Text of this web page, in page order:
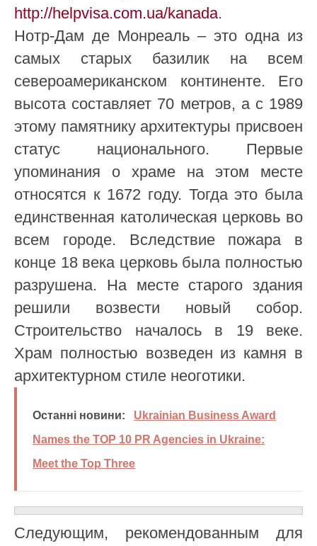
http://helpvisa.com.ua/kanada.
Нотр-Дам де Монреаль – это одна из
самых старых базилик на всем
североамериканском континенте. Его
высота составляет 70 метров, а с 1989
этому памятнику архитектуры присвоен
статус национального. Первые
упоминания о храме на этом месте
относятся к 1672 году. Тогда это была
единственная католическая церковь во
всем городе. Вследствие пожара в
конце 18 века церковь была полностью
разрушена. На месте старого здания
решили возвести новый собор.
Строительство началось в 19 веке.
Храм полностью возведен из камня в
архитектурном стиле неоготики.
Останні новини:
Ukrainian Business Award
Names the TOP 10 PR Agencies in Ukraine:
Meet the Top Three
Следующим, рекомендованным для